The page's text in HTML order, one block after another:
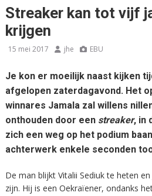
Streaker kan tot vijf
krijgen
15 mei 2017 jhe EBU
Je kon er moeilijk naast kijken
afgelopen zaterdagavond. Het
winnares Jamala zal willens
onthouden door een streaker, in
zich een weg op het podium
achterwerk enkele seconden
De man blijkt Vitalii Sediuk te heten en
zijn. Hij is een Oekraïener, ondanks